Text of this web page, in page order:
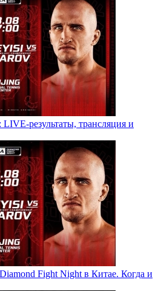
результаты, трансляция и
Fight Night в Китае. Когда и